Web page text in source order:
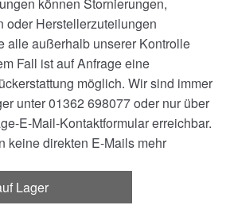
oder Herstellerzuteilungen
alle außerhalb unserer Kontrolle
Fall ist auf Anfrage eine
möglich. Wir sind immer
unter 01362 698077 oder nur über
E-Mail-Kontaktformular erreichbar.
keine direkten E-Mails mehr
Lager